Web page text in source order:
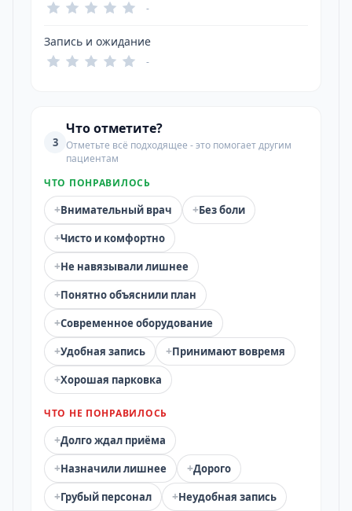
-
Запись и ожидание
-
3
Что отметите?
Отметьте всё подходящее - это помогает другим
пациентам
ЧТО ПОНРАВИЛОСЬ
+Внимательный врач +Без боли
+Чисто и комфортно
+Не навязывали лишнее
+Понятно объяснили план
+Современное оборудование
+Удобная запись +Принимают вовремя
+Хорошая парковка
ЧТО НЕ ПОНРАВИЛОСЬ
+Долго ждал приёма
+Назначили лишнее +Дорого
+Грубый персонал +Неудобная запись